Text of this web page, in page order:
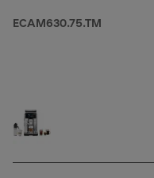
ECAM630.75.TM